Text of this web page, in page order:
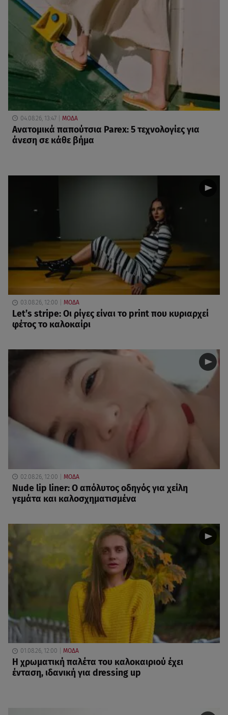
04.08.26, 13:47 ΜΟΔΑ
Ανατομικά παπούτσια Parex: 5 τεχνολογίες για
άνεση σε κάθε βήμα
03.08.26, 12:00 ΜΟΔΑ
Let’s stripe: Οι ρίγες είναι το print που κυριαρχεί
φέτος το καλοκαίρι
02.08.26, 12:00 ΜΟΔΑ
Nude lip liner: Ο απόλυτος οδηγός για χείλη
γεμάτα και καλοσχηματισμένα
01.08.26, 12:00 ΜΟΔΑ
Η χρωματική παλέτα του καλοκαιριού έχει
ένταση, ιδανική για dressing up